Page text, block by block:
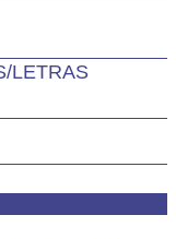
LETRAS